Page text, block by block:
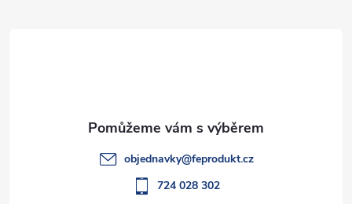
objednavky@feprodukt.cz
724 028 302